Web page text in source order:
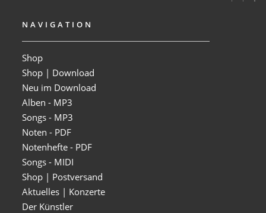
NAVIGATION
Shop
Shop | Download
Neu im Download
Alben - MP3
Songs - MP3
Noten - PDF
Notenhefte - PDF
Songs - MIDI
Shop | Postversand
Aktuelles | Konzerte
Der Künstler